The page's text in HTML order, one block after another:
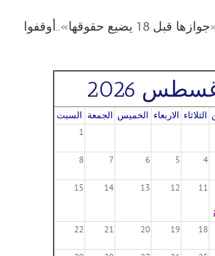
جمعية بداية – «جوازها قبل 18 يضيع حقوقها»..أوقفوا
2026
الثلاثاء الاربعاء الخميس الجمعة السبت
1
4
5
6
7
8
11
12
13
14
15
18
19
20
21
22